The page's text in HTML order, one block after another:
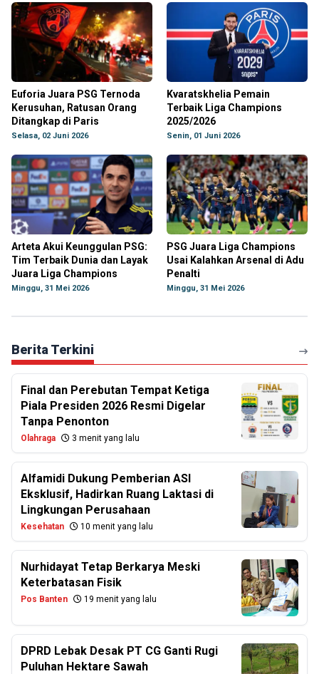
Euforia Juara PSG Ternoda
Kerusuhan, Ratusan Orang
Ditangkap di Paris
Selasa, 02 Juni 2026
Kvaratskhelia Pemain
Terbaik Liga Champions
2025/2026
Senin, 01 Juni 2026
Arteta Akui Keunggulan PSG:
Tim Terbaik Dunia dan Layak
Juara Liga Champions
Minggu, 31 Mei 2026
PSG Juara Liga Champions
Usai Kalahkan Arsenal di Adu
Penalti
Minggu, 31 Mei 2026
Berita Terkini
Final dan Perebutan Tempat Ketiga
Piala Presiden 2026 Resmi Digelar
Tanpa Penonton
Olahraga 3 menit yang lalu
Alfamidi Dukung Pemberian ASI
Eksklusif, Hadirkan Ruang Laktasi di
Lingkungan Perusahaan
Kesehatan 10 menit yang lalu
Nurhidayat Tetap Berkarya Meski
Keterbatasan Fisik
Pos Banten 19 menit yang lalu
DPRD Lebak Desak PT CG Ganti Rugi
Puluhan Hektare Sawah